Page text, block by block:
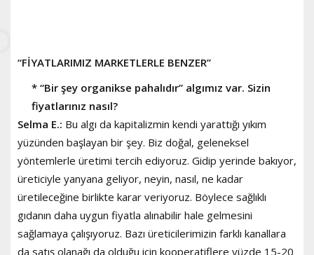
“FİYATLARIMIZ MARKETLERLE BENZER”
* “Bir şey organikse pahalıdır” algımız var. Sizin
fiyatlarınız nasıl?
Selma E.: Bu algı da kapitalizmin kendi yarattığı yıkım
yüzünden başlayan bir şey. Biz doğal, geleneksel
yöntemlerle üretimi tercih ediyoruz. Gidip yerinde bakıyor,
üreticiyle yanyana geliyor, neyin, nasıl, ne kadar
üretileceğine birlikte karar veriyoruz. Böylece sağlıklı
gıdanın daha uygun fiyatla alınabilir hale gelmesini
sağlamaya çalışıyoruz. Bazı üreticilerimizin farklı kanallara
da satış olanağı da olduğu için kooperatiflere yüzde 15-20